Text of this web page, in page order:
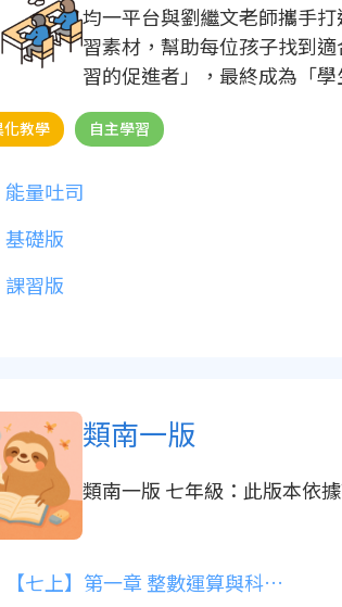
均一平台與劉繼文老師攜手
習素材，幫助每位孩子找到
習的促進者」，最終成為「
化教學 自主學習
能量吐司
基礎版
課習版
類南一版
類南一版 七年級：此版
【七上】第一章 整數運算與科學記號